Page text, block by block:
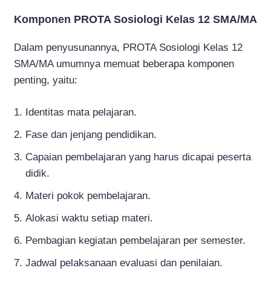
Komponen PROTA Sosiologi Kelas 12 SMA/MA
Dalam penyusunannya, PROTA Sosiologi Kelas 12
SMA/MA umumnya memuat beberapa komponen
penting, yaitu:
Identitas mata pelajaran.
Fase dan jenjang pendidikan.
Capaian pembelajaran yang harus dicapai peserta
didik.
Materi pokok pembelajaran.
Alokasi waktu setiap materi.
Pembagian kegiatan pembelajaran per semester.
Jadwal pelaksanaan evaluasi dan penilaian.